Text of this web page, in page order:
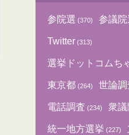
参院選 (370) 参議院
Twitter (313)
選挙ドットコムち
東京都 (264) 世論調
電話調査 (234) 衆議
統一地方選挙 (227)